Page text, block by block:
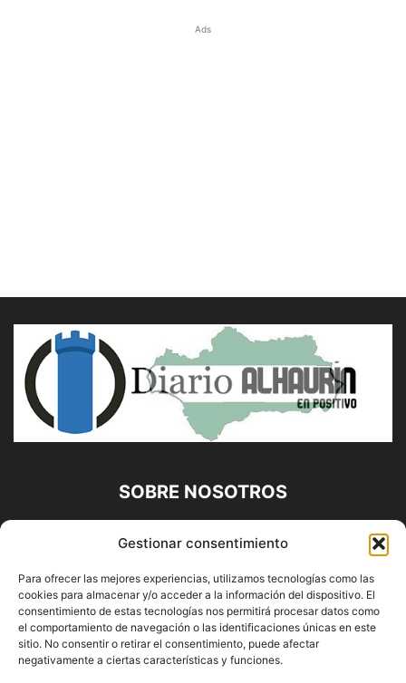
Gestionar consentimiento
Para ofrecer las mejores experiencias, utilizamos tecnologías como las
cookies para almacenar y/o acceder a la información del dispositivo. El
consentimiento de estas tecnologías nos permitirá procesar datos como
el comportamiento de navegación o las identificaciones únicas en este
sitio. No consentir o retirar el consentimiento, puede afectar
negativamente a ciertas características y funciones.
Ads
SOBRE NOSOTROS
Diario Alhaurín (www.alhaurindelatorre.com) Propiedad de
Francisco E. López López | 639 95 71 95 | Noticias de
Alhaurín de la Torre, Málaga y Provincia|
Contáctanos:info@alhaurindelatorre.com
SÍGUENOS